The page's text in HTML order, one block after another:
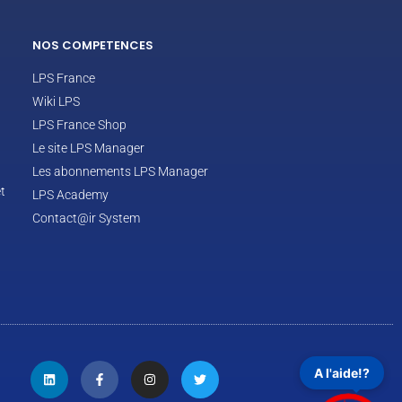
NOS COMPETENCES
LPS France
Wiki LPS
LPS France Shop
Le site LPS Manager
Les abonnements LPS Manager
LPS Academy
Contact@ir System
A l'aide!?